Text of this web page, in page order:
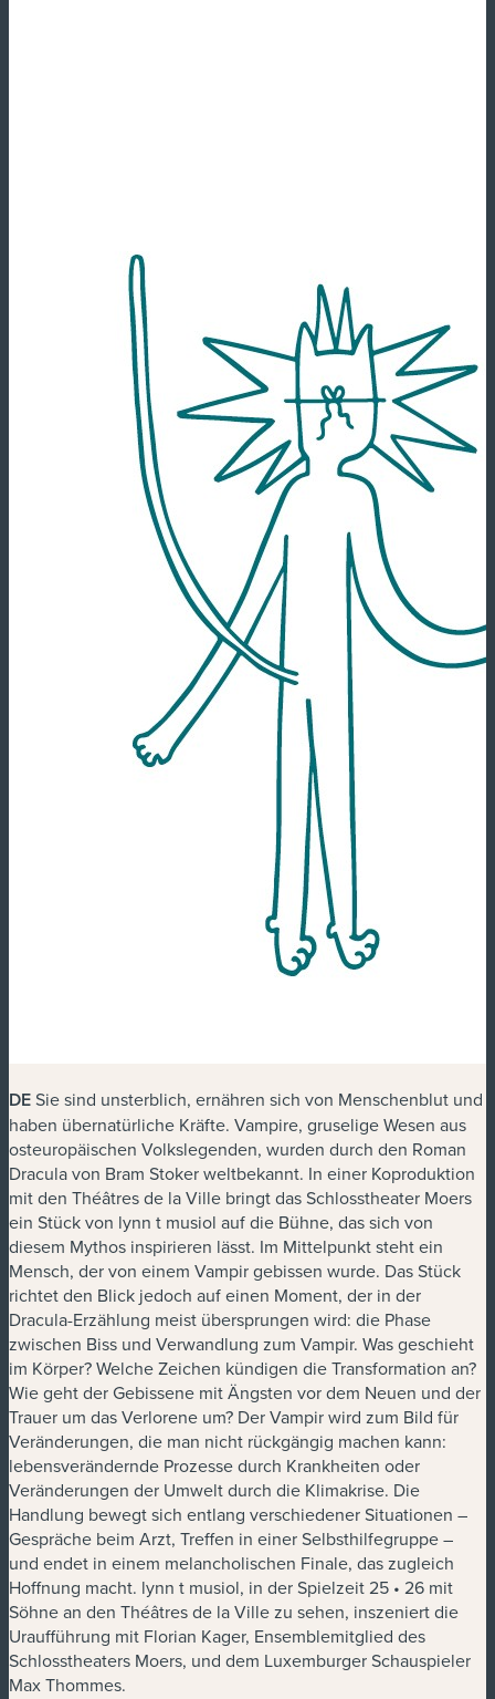
DESie sind unsterblich, ernähren sich von Menschenblut und
haben übernatürliche Kräfte. Vampire, gruselige Wesen aus
osteuropäischen Volkslegenden, wurden durch den Roman
Draculavon Bram Stoker weltbekannt. In einer Koproduktion
mit den Théâtres de la Ville bringt das Schlosstheater Moers
ein Stück von lynn t musiol auf die Bühne, das sich von
diesem Mythos inspirieren lässt. Im Mittelpunkt steht ein
Mensch, der von einem Vampir gebissen wurde. Das Stück
richtet den Blick jedoch auf einen Moment, der in der
Dracula-Erzählung meist übersprungen wird: die Phase
zwischen Biss und Verwandlung zum Vampir. Was geschieht
im Körper? Welche Zeichen kündigen die Transformation an?
Wie geht der Gebissene mit Ängsten vor dem Neuen und der
Trauer um das Verlorene um? Der Vampir wird zum Bild für
Veränderungen, die man nicht rückgängig machen kann:
lebensverändernde Prozesse durch Krankheiten oder
Veränderungen der Umwelt durch die Klimakrise. Die
Handlung bewegt sich entlang verschiedener Situationen –
Gespräche beim Arzt, Treffen in einer Selbsthilfegruppe –
und endet in einem melancholischen Finale, das zugleich
Hoffnung macht. lynn t musiol, in der Spielzeit 25 • 26 mit
Söhnean den Théâtres de la Ville zu sehen, inszeniert die
Uraufführung mit Florian Kager, Ensemblemitglied des
Schlosstheaters Moers, und dem Luxemburger Schauspieler
Max Thommes.